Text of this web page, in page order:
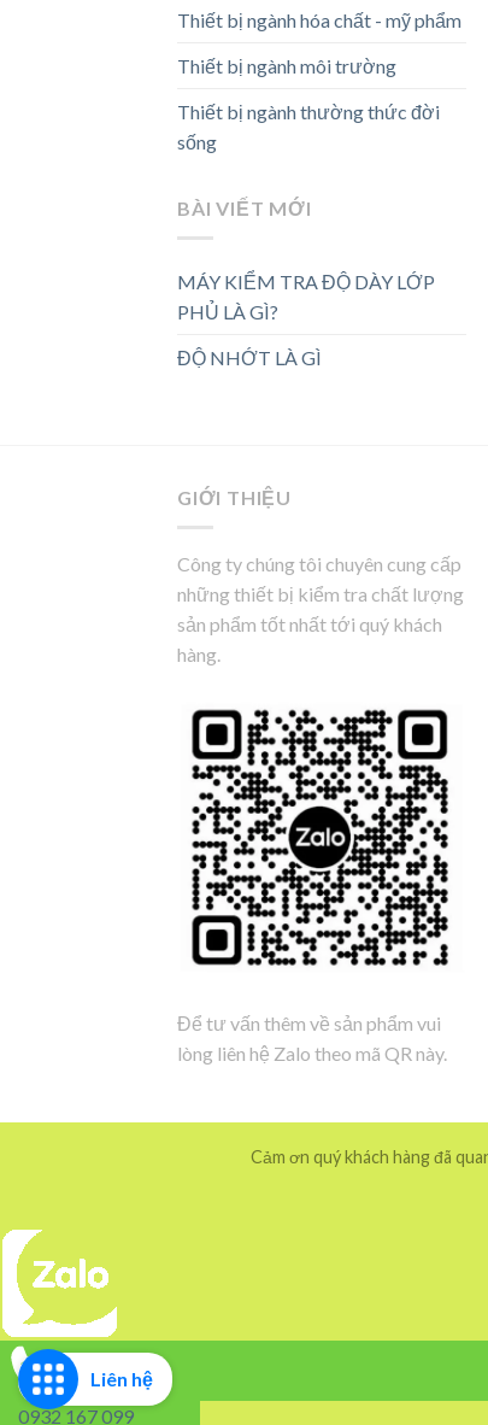
Thiết bị ngành hóa chất - mỹ phẩm
Thiết bị ngành môi trường
Thiết bị ngành thường thức đời
sống
BÀI VIẾT MỚI
MÁY KIỂM TRA ĐỘ DÀY LỚP
PHỦ LÀ GÌ?
ĐỘ NHỚT LÀ GÌ
GIỚI THIỆU
Công ty chúng tôi chuyên cung cấp
những thiết bị kiểm tra chất lượng
sản phẩm tốt nhất tới quý khách
hàng.
Để tư vấn thêm về sản phẩm vui
lòng liên hệ Zalo theo mã QR này.
Cảm ơn quý khách hàng đã
Liên hệ
0932 167 099